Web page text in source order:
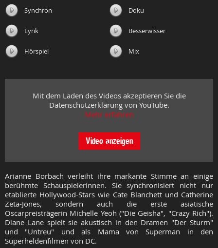
Synchron Doku
Lyrik Besserwisser
Hörspiel Mix
Mit dem Laden des Videos akzeptieren Sie die
Datenschutzerklärung von YouTube.
Mehr erfahren
Video anzeigen
Arianne Borbach verleiht ihre markante Stimme an einige
berühmte Schauspielerinnen. Sie synchronisiert nicht nur
etablierte Hollywood-Stars wie Cate Blanchett und Catherine
Zeta-Jones, sondern auch die erste asiatische
Oscarpreisträgerin Michelle Yeoh ("Die Geisha", "Crazy Rich").
Diane Lane spielt sie akustisch in den Dramen "Der Sturm"
und "Untreu" und als Mama von Superman in den
Superheldenfilmen von DC.